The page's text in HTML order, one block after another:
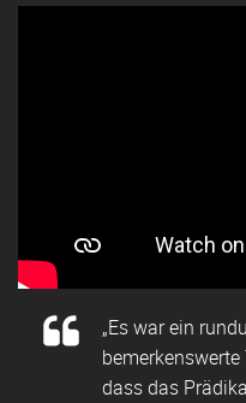
„Es war ein
dass das